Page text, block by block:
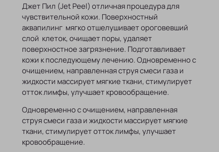
Джет Пил (Jet Peel) отличная процедура для
чувствительной кожи. Поверхностный
аквапилинг мягко отшелушивает ороговевший
слой клеток, очищает поры, удаляет
поверхностное загрязнение. Подготавливает
кожи к последующему лечению. Одновременно с
очищением, направленная струя смеси газа и
жидкости массирует мягкие ткани, стимулирует
отток лимфы, улучшает кровообращение.
Одновременно с очищением, направленная
струя смеси газа и жидкости массирует мягкие
ткани, стимулирует отток лимфы, улучшает
кровообращение.